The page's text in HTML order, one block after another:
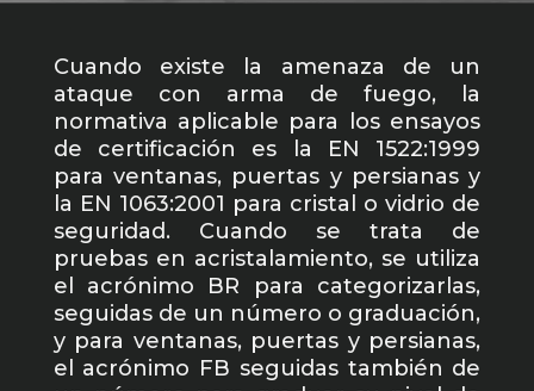
Cuando existe la amenaza de un
ataque con arma de fuego, la
normativa aplicable para los ensayos
de certificación es la EN 1522:1999
para ventanas, puertas y persianas y
la EN 1063:2001 para cristal o vidrio de
seguridad. Cuando se trata de
pruebas en acristalamiento, se utiliza
el acrónimo BR para categorizarlas,
seguidas de un número o graduación,
y para ventanas, puertas y persianas,
el acrónimo FB seguidas también de